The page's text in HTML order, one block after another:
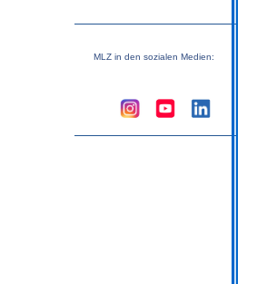
MLZ in den sozialen Medien: